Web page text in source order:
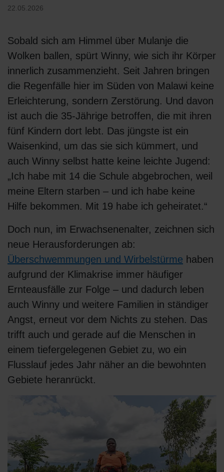
22.05.2026
Sobald sich am Himmel über Mulanje die
Wolken ballen, spürt Winny, wie sich ihr Körper
innerlich zusammenzieht. Seit Jahren bringen
die Regenfälle hier im Süden von Malawi keine
Erleichterung, sondern Zerstörung. Und davon
ist auch die 35-Jährige betroffen, die mit ihren
fünf Kindern dort lebt. Das jüngste ist ein
Waisenkind, um das sie sich kümmert, und
auch Winny selbst hatte keine leichte Jugend:
„Ich habe mit 14 die Schule abgebrochen, weil
meine Eltern starben – und ich habe keine
Hilfe bekommen. Mit 19 habe ich geheiratet.“
Doch nun, im Erwachsenenalter, zeichnen sich
neue Herausforderungen ab:
Überschwemmungen und Wirbelstürme haben
aufgrund der Klimakrise immer häufiger
Ernteausfälle zur Folge – und dadurch leben
auch Winny und weitere Familien in ständiger
Angst, erneut vor dem Nichts zu stehen. Das
trifft auch und gerade auf die Menschen in
einem tiefergelegenen Gebiet zu, wo ein
Flusslauf jedes Jahr näher an die bewohnten
Gebiete heranrückt.